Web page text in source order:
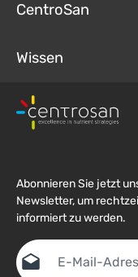
CentroSan
Wissen
Abonnieren Sie jetzt
Newsletter, um
informiert zu werden.
E-Mail-Adresse*